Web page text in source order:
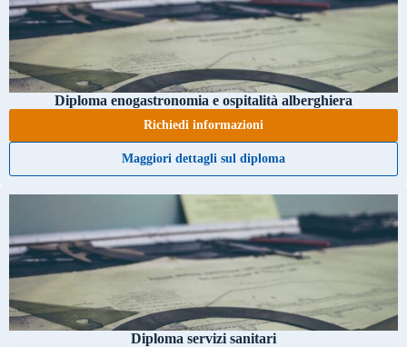
Diploma enogastronomia e ospitalità alberghiera
Richiedi informazioni
Maggiori dettagli sul diploma
Diploma servizi sanitari